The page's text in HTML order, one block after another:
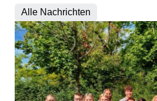
Alle Nachrichten